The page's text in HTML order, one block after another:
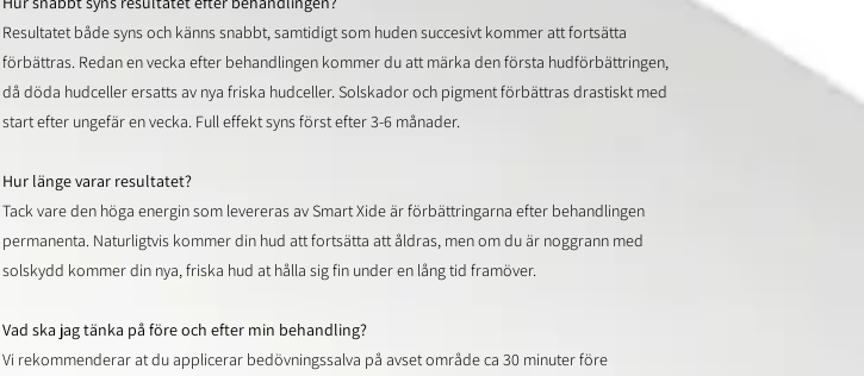
Resultatet både syns och känns snabbt, samtidigt som huden succesivt kommer att fortsätta
förbättras. Redan en vecka efter behandlingen kommer du att märka den första hudförbättringen,
då döda hudceller ersatts av nya friska hudceller. Solskador och pigment förbättras drastiskt med
start efter ungefär en vecka. Full effekt syns först efter 3-6 månader.
Hur länge varar resultatet?
Tack vare den höga energin som levereras av Smart Xide är förbättringarna efter behandlingen
permanenta. Naturligtvis kommer din hud att fortsätta att åldras, men om du är noggrann med
solskydd kommer din nya, friska hud at hålla sig fin under en lång tid framöver.
Vad ska jag tänka på före och efter min behandling?
Vi rekommenderar at du applicerar bedövningssalva på avset område ca 30 minuter före